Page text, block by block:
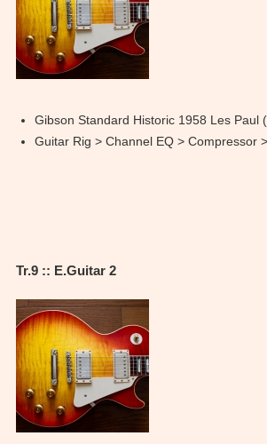
Gibson Standard Historic 1958 Les Paul
Guitar Rig > Channel EQ > Compressor
Tr.9 :: E.Guitar 2